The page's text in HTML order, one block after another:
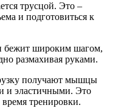
трусцой. Это –
и подготовиться к
бежит широким шагом,
размахивая руками.
получают мышцы
и эластичными. Это
тренировки.